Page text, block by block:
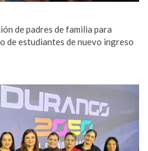
de padres de familia para
de estudiantes de nuevo ingreso